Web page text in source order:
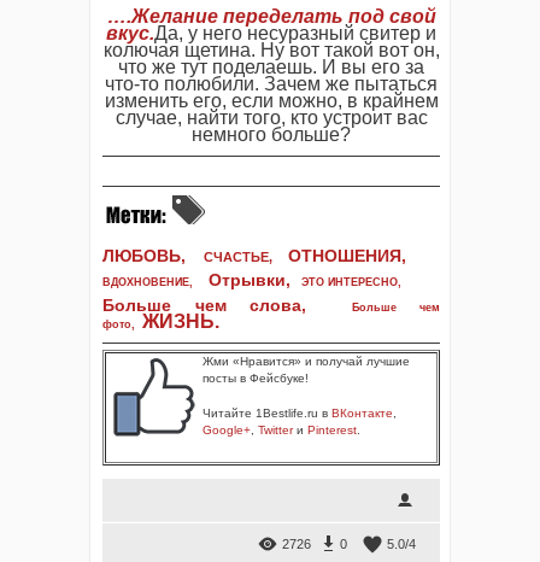
….Желание переделать под свой
вкус.Да, у него несуразный свитер и
колючая щетина. Ну вот такой вот он,
что же тут поделаешь. И вы его за
что-то полюбили. Зачем же пытаться
изменить его, если можно, в крайнем
случае, найти того, кто устроит вас
немного больше?
ЛЮБОВЬ, СЧАСТЬЕ, ОТНОШЕНИЯ,
ВДОХНОВЕНИЕ, Отрывки, ЭТО ИНТЕРЕСНО,
Больше чем слова,
Больше чем
фото, ЖИЗНЬ.
Жми «Нравится» и получай лучшие
посты в Фейсбуке!
Читайте 1Bestlife.ru в ВКонтакте
Google+ Twitterи Pinterest
2726 0 5.0/4